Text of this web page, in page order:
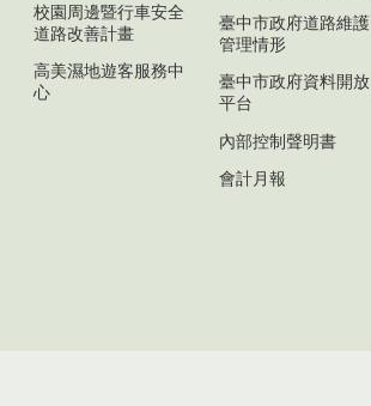
校園周邊暨行車安全
道路改善計畫
高美濕地遊客服務中
心
臺中市政府道路維護
管理情形
臺中市政府資料開放
平台
內部控制聲明書
會計月報